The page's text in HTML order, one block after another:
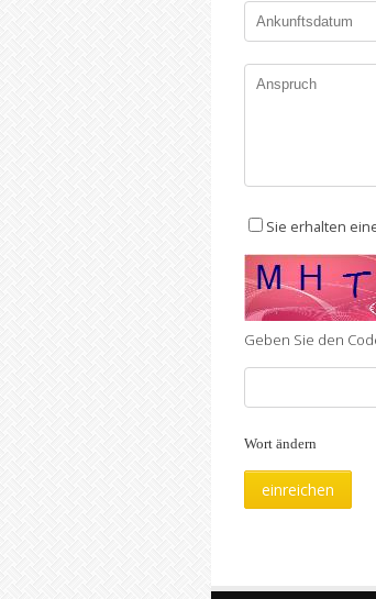
Sie erhalten
Geben Sie den
Wort ändern